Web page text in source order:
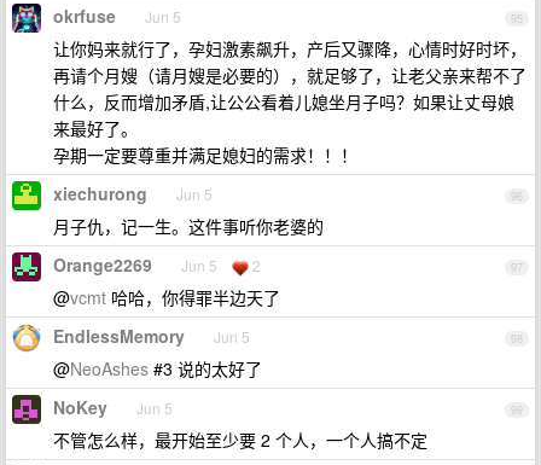
95
okrfuse Jun 5
让你妈来就行了，孕妇激素飙升，产后又骤降，心情时好时坏，
再请个月嫂（请月嫂是必要的），就足够了，让老父亲来帮不了
什么，反而增加矛盾,让公公看着儿媳坐月子吗？如果让丈母娘
来最好了。
孕期一定要尊重并满足媳妇的需求！！！
96
xiechurong Jun 5
月子仇，记一生。这件事听你老婆的
97
Orange2269 Jun 5 2
@vcmt 哈哈，你得罪半边天了
98
EndlessMemory Jun 5
@NeoAshes #3 说的太好了
99
NoKey Jun 5
不管怎么样，最开始至少要 2 个人，一个人搞不定